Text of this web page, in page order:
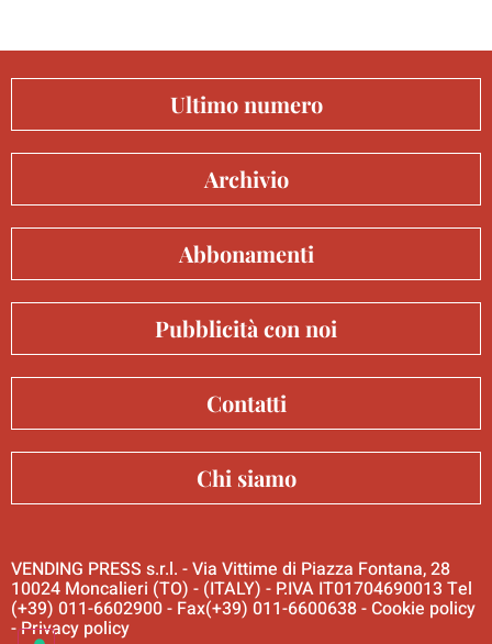
Ultimo numero
Archivio
Abbonamenti
Pubblicità con noi
Contatti
Chi siamo
VENDING PRESS s.r.l. - Via Vittime di Piazza Fontana, 28
10024 Moncalieri (TO) - (ITALY) - P.IVA IT01704690013 Tel
(+39) 011-6602900 - Fax(+39) 011-6600638 -Cookie policy
-Privacy policy